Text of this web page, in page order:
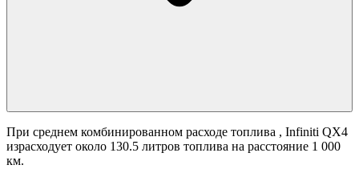
При среднем комбинированном расходе топлива , Infiniti QX4
израсходует около 130.5 литров топлива на расстояние 1 000
км.